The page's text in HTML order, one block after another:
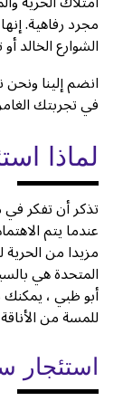
الشوارع الخالد
في تجربتك
لماذا استئجار
عندما يتم
مزيدا من الحرية
المتحدة هي
أبو ظبي ،
للمسة من
استئجار